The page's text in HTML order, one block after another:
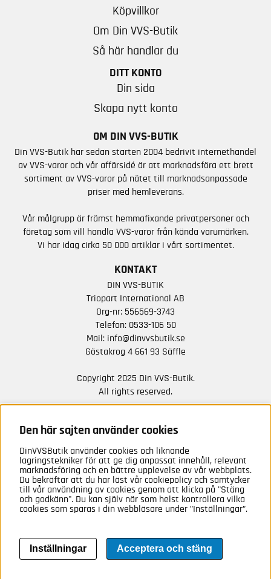
Köpvillkor
Om Din VVS-Butik
Så här handlar du
DITT KONTO
Din sida
Skapa nytt konto
OM DIN VVS-BUTIK
Din VVS-Butik har sedan starten 2004 bedrivit internethandel
av VVS-varor och vår affärsidé är att marknadsföra ett brett
sortiment av VVS-varor på nätet till marknadsanpassade
priser med hemleverans.
Vår målgrupp är främst hemmafixande privatpersoner och
företag som vill handla VVS-varor från kända varumärken.
Vi har idag cirka 50 000 artiklar i vårt sortimentet.
KONTAKT
DIN VVS-BUTIK
Triopart International AB
Org-nr: 556569-3743
Telefon: 0533-106 50
Mail: info@dinvvsbutik.se
Göstakrog 4 661 93 Säffle
Copyright 2025 Din VVS-Butik.
All rights reserved.
NYHETER FRÅN OSS
Anmäl mig
Den här sajten använder cookies
DinVVSButik använder cookies och liknande
lagringstekniker för att ge dig anpassat innehåll, relevant
marknadsföring och en bättre upplevelse av vår webbplats.
Du bekräftar att du har läst vår cookiepolicy och samtycker
till vår användning av cookies genom att klicka på "Stäng
och godkänn". Du kan själv när som helst kontrollera vilka
cookies som sparas i din webbläsare under ”Inställningar”.
Inställningar Acceptera och stäng